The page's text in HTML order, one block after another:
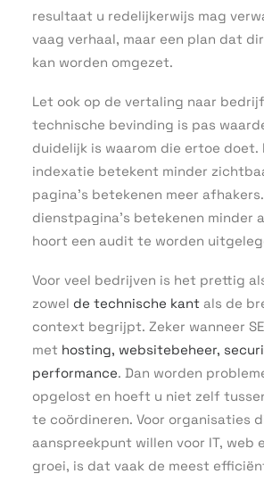
resultaat u redelijkerwijs mag
vaag verhaal, maar een plan dat
kan worden omgezet.
Let ook op de vertaling naar
technische bevinding is pas
duidelijk is waarom die ertoe doet.
indexatie betekent minder
pagina’s betekenen meer
dienstpagina’s betekenen minder
hoort een audit te worden
Voor veel bedrijven is het prettig
zowel de technische kant als de
context begrijpt. Zeker wanneer
met hosting, websitebeheer,
performance. Dan worden
opgelost en hoeft u niet zelf
te coördineren. Voor organisaties
aanspreekpunt willen voor IT, web
groei, is dat vaak de meest